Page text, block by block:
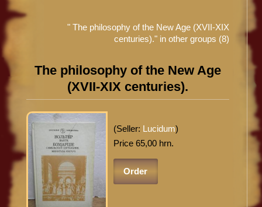
" The philosophy of the New Age (XVII-XIX
centuries)." in other groups (8)
The philosophy of the New Age
(XVII-XIX centuries).
(Seller: Lucidum)
Price 65,00 hrn.
Order